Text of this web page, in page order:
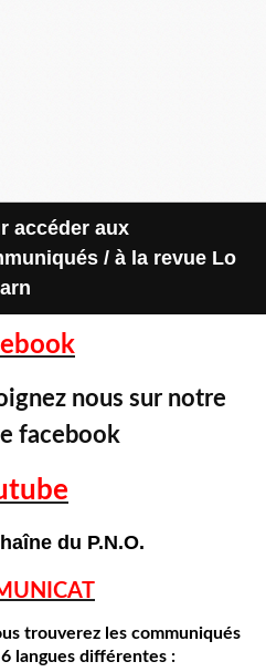
/ à la revue Lo
nous sur notre
facebook
du P.N.O.
trouverez les communiqués
langues différentes :